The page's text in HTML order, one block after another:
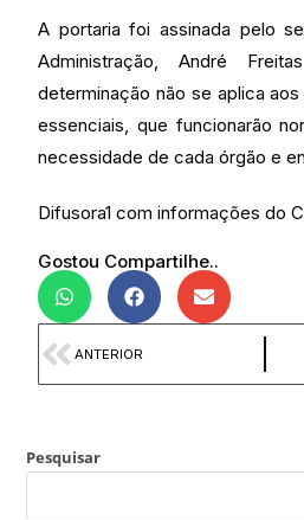
A portaria foi assinada pelo
Administração, André
determinação não se aplica
essenciais, que funcionarão
necessidade de cada órgão e
Difusora1 com informações do
Gostou Compartilhe..
ANTERIOR
Pesquisar